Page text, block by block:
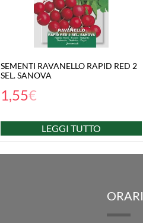
SEMENTI RAVANELLO RAPID RED 2
SEL. SANOVA
1,55€
LEGGI TUTTO
ORARI